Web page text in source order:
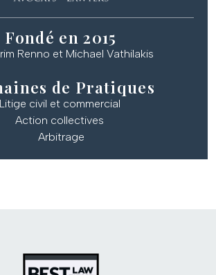
Fondé en 2015
Renno et Michael Vathilakis
de Pratiques
Litige civil et commercial
Action collectives
Arbitrage